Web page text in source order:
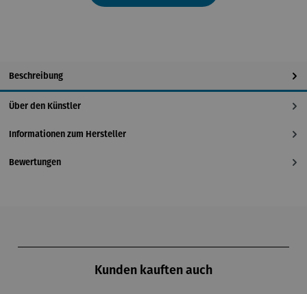
Beschreibung
Über den Künstler
Informationen zum Hersteller
Bewertungen
Kunden kauften auch